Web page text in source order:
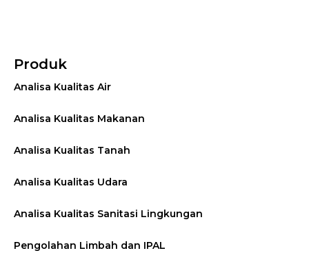
Produk
Analisa Kualitas Air
Analisa Kualitas Makanan
Analisa Kualitas Tanah
Analisa Kualitas Udara
Analisa Kualitas Sanitasi Lingkungan
Pengolahan Limbah dan IPAL